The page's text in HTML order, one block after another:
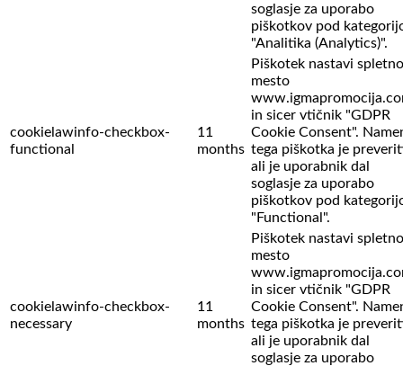
soglasje za uporabo
piškotkov pod
"Analitika (Analytics)".
cookielawinfo-checkbox-
functional
11
months
Piškotek nastavi spletno
mesto
in sicer vtičnik "GDPR
Cookie Consent".
tega piškotka je
ali je uporabnik dal
soglasje za uporabo
piškotkov pod
"Functional".
cookielawinfo-checkbox-
necessary
11
months
Piškotek nastavi spletno
mesto
in sicer vtičnik "GDPR
Cookie Consent".
tega piškotka je
ali je uporabnik dal
soglasje za uporabo